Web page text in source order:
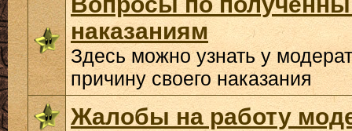
наказаниям
Здесь можно узнать у
причину своего наказания
Жалобы на работу